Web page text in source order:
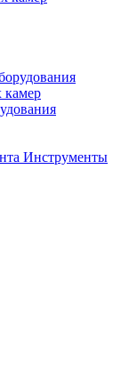
камер
Инструменты